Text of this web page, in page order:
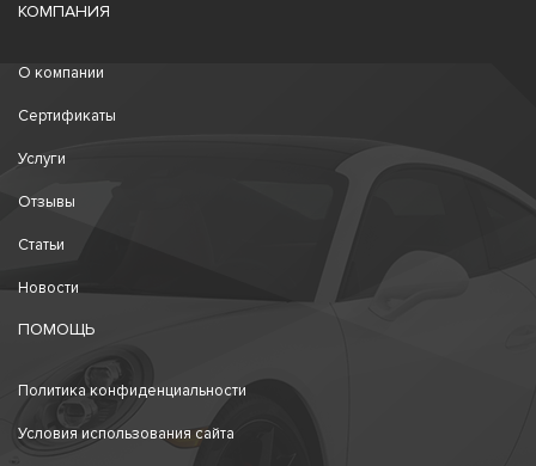
КОМПАНИЯ
О компании
Сертификаты
Услуги
Отзывы
Статьи
Новости
ПОМОЩЬ
Политика конфиденциальности
Условия использования сайта